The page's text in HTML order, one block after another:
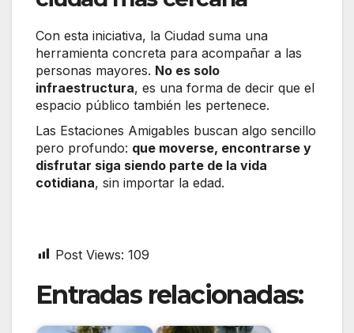
Con esta iniciativa, la Ciudad suma una
herramienta concreta para acompañar a las
personas mayores. No es solo
infraestructura, es una forma de decir que el
espacio público también les pertenece.
Las Estaciones Amigables buscan algo sencillo
pero profundo: que moverse, encontrarse y
disfrutar siga siendo parte de la vida
cotidiana, sin importar la edad.
Post Views: 109
Entradas relacionadas: